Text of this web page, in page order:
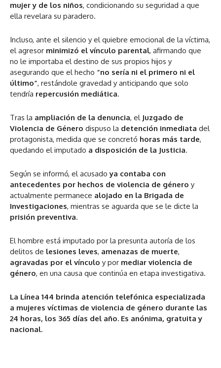
mujer y de los niños, condicionando su seguridad a que
ella revelara su paradero.
Incluso, ante el silencio y el quiebre emocional de la víctima,
el agresor minimizó el vínculo parental, afirmando que
no le importaba el destino de sus propios hijos y
asegurando que el hecho “no sería ni el primero ni el
último”, restándole gravedad y anticipando que solo
tendría repercusión mediática.
Tras la ampliación de la denuncia, el Juzgado de
Violencia de Género dispuso la detención inmediata del
protagonista, medida que se concretó horas más tarde,
quedando el imputado a disposición de la Justicia.
Según se informó, el acusadoya contaba con
antecedentes por hechos de violencia de género y
actualmente permanece alojado en la Brigada de
Investigaciones, mientras se aguarda que se le dicte la
prisión preventiva.
El hombre está imputado por la presunta autoría de los
delitos de lesiones leves, amenazas de muerte,
agravadas por el vínculo y por mediar violencia de
género, en una causa que continúa en etapa investigativa.
La Línea 144 brinda atención telefónica especializada
a mujeres víctimas de violencia de género durante las
24 horas, los 365 días del año. Es anónima, gratuita y
nacional.